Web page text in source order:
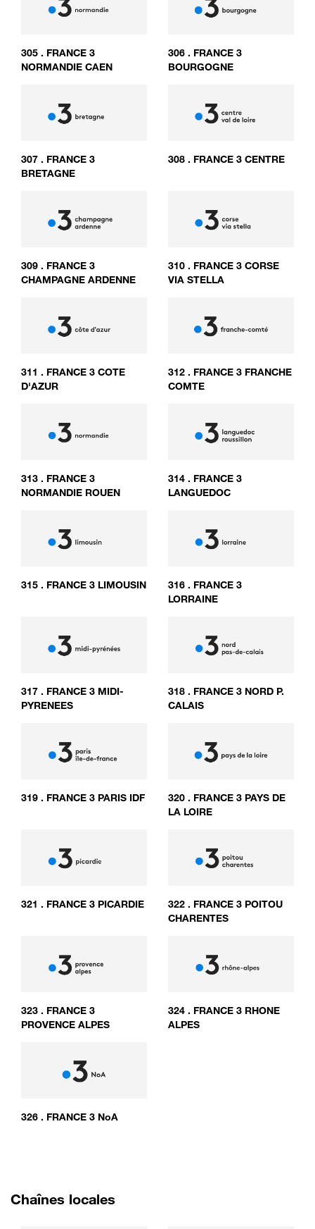
305 . FRANCE 3
NORMANDIE CAEN
306 . FRANCE 3
BOURGOGNE
307 . FRANCE 3
BRETAGNE
308 . FRANCE 3 CENTRE
309 . FRANCE 3
CHAMPAGNE ARDENNE
310 . FRANCE 3 CORSE
VIA STELLA
311 . FRANCE 3 COTE
D'AZUR
312 . FRANCE 3 FRANCHE
COMTE
313 . FRANCE 3
NORMANDIE ROUEN
314 . FRANCE 3
LANGUEDOC
315 . FRANCE 3 LIMOUSIN 316 . FRANCE 3
LORRAINE
317 . FRANCE 3 MIDI-
PYRENEES
318 . FRANCE 3 NORD P.
CALAIS
319 . FRANCE 3 PARIS IDF 320 . FRANCE 3 PAYS DE
LA LOIRE
321 . FRANCE 3 PICARDIE 322 . FRANCE 3 POITOU
CHARENTES
323 . FRANCE 3
PROVENCE ALPES
324 . FRANCE 3 RHONE
ALPES
326 . FRANCE 3 NoA
Chaînes locales